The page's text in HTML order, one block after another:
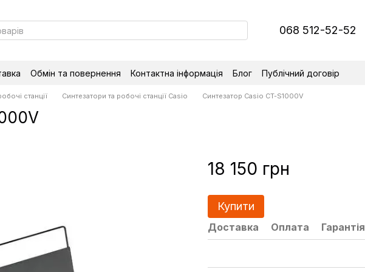
068 512-52-52
Обмін та повернення Контактна інформація Блог Публічний договір
станції Синтезатори та робочі станції Casio Синтезатор Casio CT-S1000V
18 150 грн
Купити
Доставка Оплата Гарантія